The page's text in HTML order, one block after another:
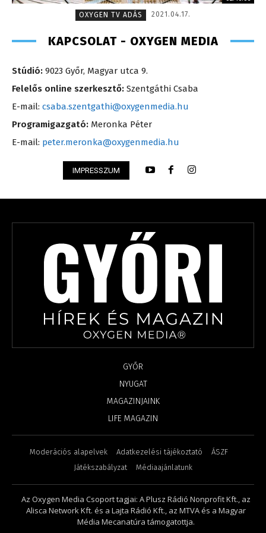
OXYGEN TV ADÁS
2021.04.17.
KAPCSOLAT - OXYGEN MEDIA
Stúdió: 9023 Győr, Magyar utca 9.
Felelős online szerkesztő: Szentgáthi Csaba
E-mail: csaba.szentgathi@oxygenmedia.hu
Programigazgató: Meronka Péter
E-mail: peter.meronka@oxygenmedia.hu
IMPRESSZUM
GYŐR
NYUGAT
MAGAZINJAINK
LIFE MAGAZIN
Moderációs alapelvek Adatkezelési tájékoztató
ÁSZF
Játékszabályzat
Médiaajánlatunk
Az Oxygen Media Csoport tagjai: A Plusz Rádió Nonprofit Kft., az
Alisca Network Kft. és a Lajta Rádió Kft., az MTVA és a Magyar
Média Mecanatúra támogatottja.